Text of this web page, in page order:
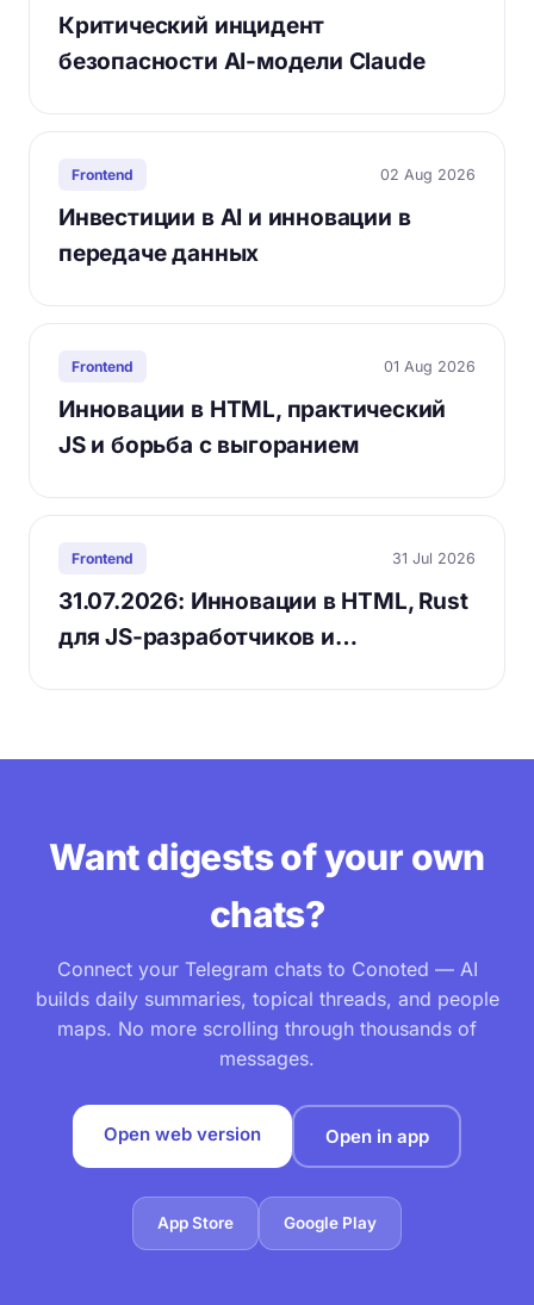
Критический инцидент
безопасности AI-модели Claude
Frontend 02 Aug 2026
Инвестиции в AI и инновации в
передаче данных
Frontend 01 Aug 2026
Инновации в HTML, практический
JS и борьба с выгоранием
Frontend 31 Jul 2026
31.07.2026: Инновации в HTML, Rust
для JS-разработчиков и…
Want digests of your own
chats?
Connect your Telegram chats to Conoted — AI
builds daily summaries, topical threads, and people
maps. No more scrolling through thousands of
messages.
Open web version Open in app
App Store Google Play